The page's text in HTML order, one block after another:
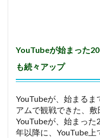
YouTubeが始まった
も続々アップ
YouTubeが、始まる
アムで観戦できた、敷
YouTubeが、始まっ
年以降に、YouTube